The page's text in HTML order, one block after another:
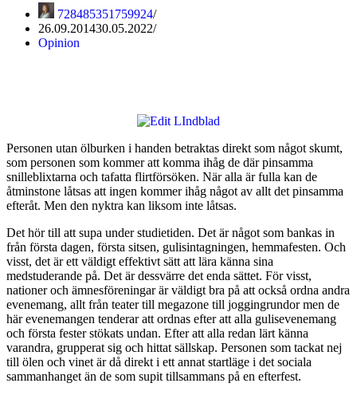
728485351759924
26.09.201430.05.2022
Opinion
Personen utan ölburken i handen betraktas direkt som något skumt,
som personen som kommer att komma ihåg de där pinsamma
snilleblixtarna och tafatta flirtförsöken. När alla är fulla kan de
åtminstone låtsas att ingen kommer ihåg något av allt det pinsamma
efteråt. Men den nyktra kan liksom inte låtsas.
Det hör till att supa under studietiden. Det är något som bankas in
från första dagen, första sitsen, gulisintagningen, hemmafesten. Och
visst, det är ett väldigt effektivt sätt att lära känna sina
medstuderande på. Det är dessvärre det enda sättet. För visst,
nationer och ämnesföreningar är väldigt bra på att också ordna andra
evenemang, allt från teater till megazone till joggingrundor men de
här evenemangen tenderar att ordnas efter att alla gulisevenemang
och första fester stökats undan. Efter att alla redan lärt känna
varandra, grupperat sig och hittat sällskap. Personen som tackat nej
till ölen och vinet är då direkt i ett annat startläge i det sociala
sammanhanget än de som supit tillsammans på en efterfest.